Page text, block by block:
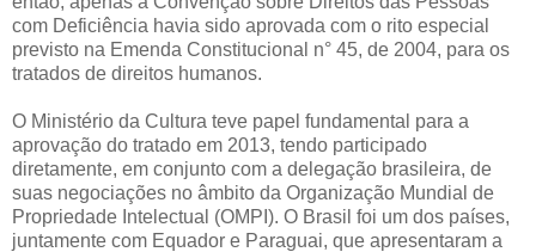
com Deficiência havia sido aprovada com o rito especial
previsto na Emenda Constitucional n° 45, de 2004, para os
tratados de direitos humanos.
O Ministério da Cultura teve papel fundamental para a
aprovação do tratado em 2013, tendo participado
diretamente, em conjunto com a delegação brasileira, de
suas negociações no âmbito da Organização Mundial de
Propriedade Intelectual (OMPI). O Brasil foi um dos países,
juntamente com Equador e Paraguai, que apresentaram a